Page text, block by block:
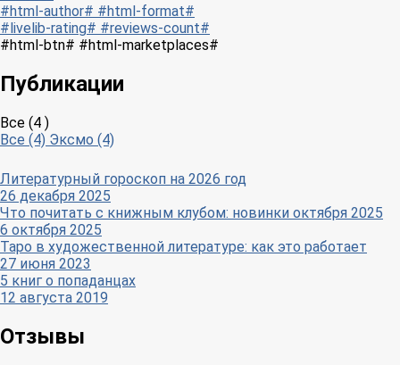
#html-author# #html-format#
#livelib-rating# #reviews-count#
#html-btn# #html-marketplaces#
Публикации
Все (4 )
Все (4) Эксмо (4)
Литературный гороскоп на 2026 год
26 декабря 2025
Что почитать с книжным клубом: новинки октября 2025
6 октября 2025
Таро в художественной литературе: как это работает
27 июня 2023
5 книг о попаданцах
12 августа 2019
Отзывы